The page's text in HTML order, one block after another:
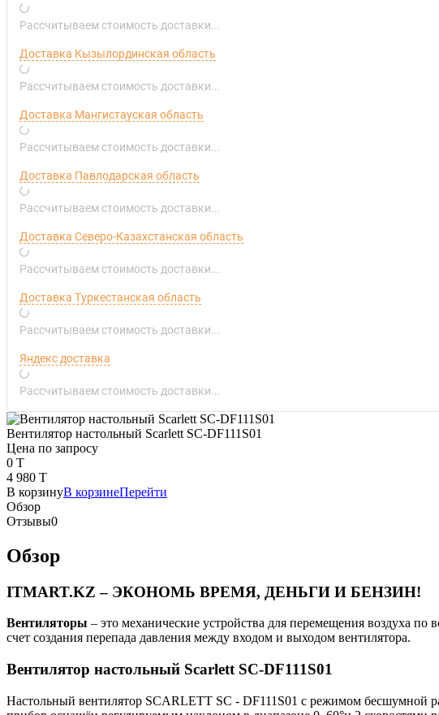
Рассчитываем стоимость доставки...
Доставка Кызылординская область
Рассчитываем стоимость доставки...
Доставка Мангистауская область
Рассчитываем стоимость доставки...
Доставка Павлодарская область
Рассчитываем стоимость доставки...
Доставка Северо-Казахстанская область
Рассчитываем стоимость доставки...
Доставка Туркестанская область
Рассчитываем стоимость доставки...
Яндекс доставка
Рассчитываем стоимость доставки...
Вентилятор настольный Scarlett SC-DF111S01
Цена по запросу
0 T
4 980 T
В корзинуВ корзинеПерейти
Обзор
Отзывы0
Обзор
ITMART.KZ – ЭКОНОМЬ ВРЕМЯ, ДЕНЬГИ И БЕНЗИН!
Вентиляторы – это механические устройства для перемещения воздуха
счет создания перепада давления между входом и выходом вентилятора.
Вентилятор настольный Scarlett SC-DF111S01
Настольный вентилятор SCARLETT SC - DF111S01 с режимом